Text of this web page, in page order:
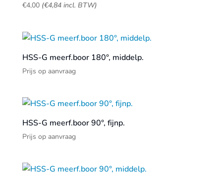
€4,00 (€4,84incl. BTW)
HSS-G meerf.boor 180°, middelp.
Prijs op aanvraag
HSS-G meerf.boor 90°, fijnp.
Prijs op aanvraag